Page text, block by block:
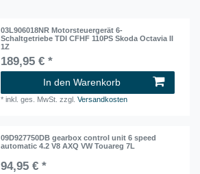
03L906018NR Motorsteuergerät 6-
Schaltgetriebe TDI CFHF 110PS Skoda Octavia II
1Z
189,95 € *
In den Warenkorb
*inkl. ges. MwSt. zzgl.Versandkosten
09D927750DB gearbox control unit 6 speed
automatic 4.2 V8 AXQ VW Touareg 7L
94,95 € *